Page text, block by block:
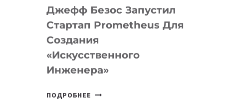
И
LINUX
Джефф Безос Запустил
Стартап Prometheus Для
Создания
«искусственного
Инженера»
ПОДРОБНЕЕ ДЖЕФФ